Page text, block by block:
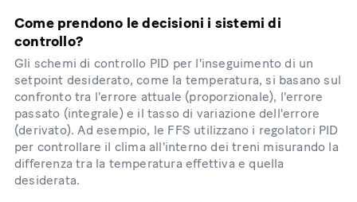
Come prendono le decisioni i sistemi di
controllo?
Gli schemi di controllo PID per l'inseguimento di un
setpoint desiderato, come la temperatura, si basano sul
confronto tra l'errore attuale (proporzionale), l'errore
passato (integrale) e il tasso di variazione dell'errore
(derivato). Ad esempio, le FFS utilizzano i regolatori PID
per controllare il clima all'interno dei treni misurando la
differenza tra la temperatura effettiva e quella
desiderata.